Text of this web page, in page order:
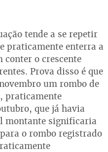
tende a se repetir
praticamente enterra a
o crescente
Prova disso é que
um rombo de
praticamente
que já havia
montante significaria
o rombo registrado